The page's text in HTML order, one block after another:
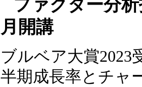
ファクター分析
月開講
ブルベア大賞2023